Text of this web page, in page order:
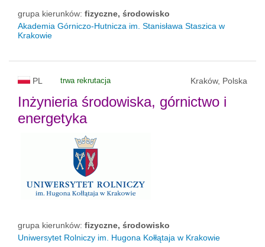
grupa kierunków: fizyczne, środowisko
Akademia Górniczo-Hutnicza im. Stanisława Staszica w
Krakowie
PL trwa rekrutacja Kraków, Polska
Inżynieria środowiska, górnictwo i
energetyka
grupa kierunków: fizyczne, środowisko
Uniwersytet Rolniczy im. Hugona Kołłątaja w Krakowie